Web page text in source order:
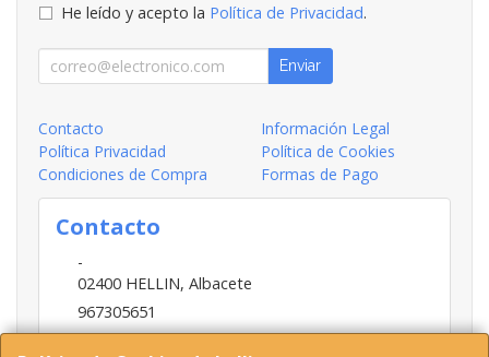
He leído y acepto la Política de Privacidad.
Enviar
Contacto
Información Legal
Política Privacidad
Política de Cookies
Condiciones de Compra
Formas de Pago
Contacto
-
02400 HELLIN, Albacete
967305651
INFO@HELLIN.COM